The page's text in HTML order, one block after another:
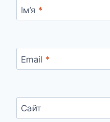
Ім’я *
Email *
Сайт